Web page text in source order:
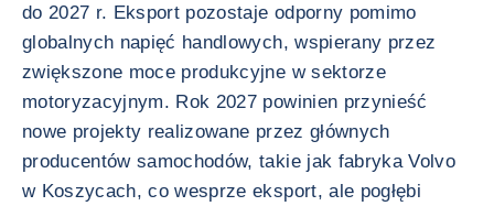
do 2027 r. Eksport pozostaje odporny pomimo
globalnych napięć handlowych, wspierany przez
zwiększone moce produkcyjne w sektorze
motoryzacyjnym. Rok 2027 powinien przynieść
nowe projekty realizowane przez głównych
producentów samochodów, takie jak fabryka Volvo
w Koszycach, co wesprze eksport, ale pogłębi